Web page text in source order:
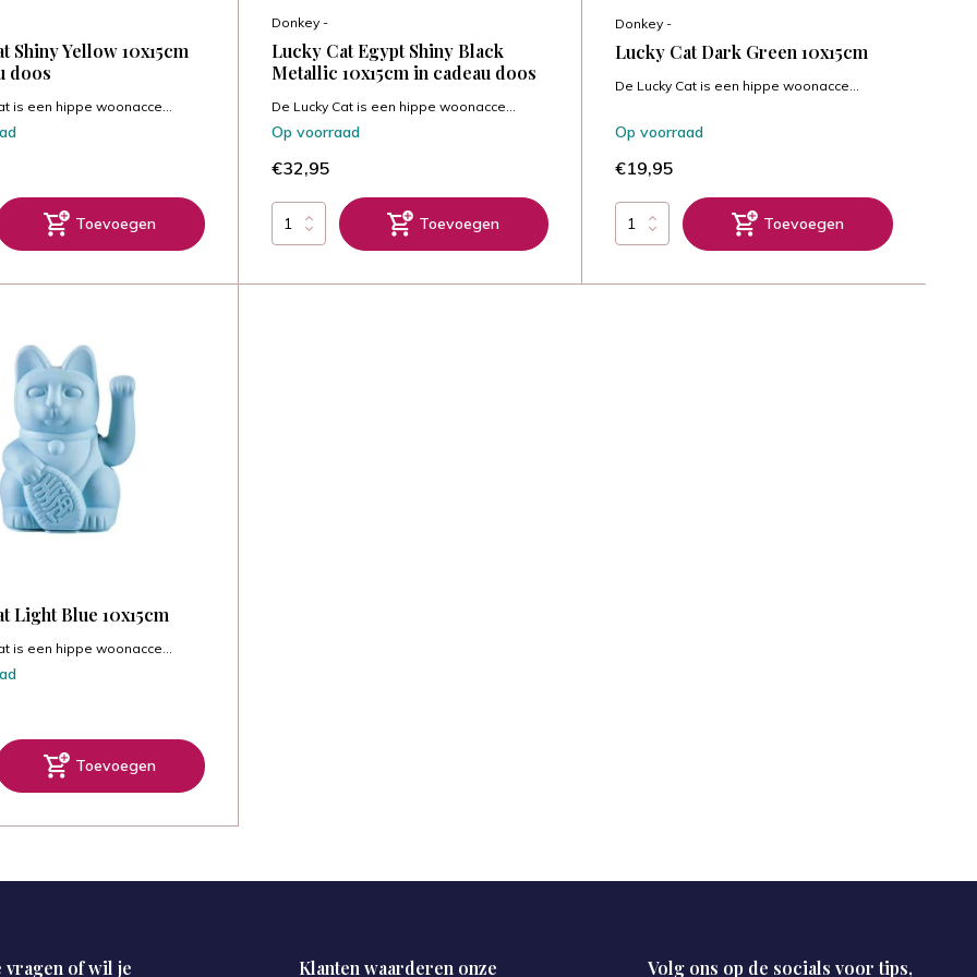
Shiny Yellow 10x15cm
doos
is een hippe woonacce...
Toevoegen
Donkey -
Lucky Cat Egypt Shiny Black
Metallic 10x15cm in cadeau doos
De Lucky Cat is een hippe woonacce...
Op voorraad
€32,95
Toevoegen
Donkey -
Lucky Cat Dark Green 10x15cm
De Lucky Cat is een hippe woonacce...
Op voorraad
€19,95
Toevoegen
Light Blue 10x15cm
is een hippe woonacce...
Toevoegen
vragen of wil je Klanten waarderen onze Volg ons op de socials voor tips,